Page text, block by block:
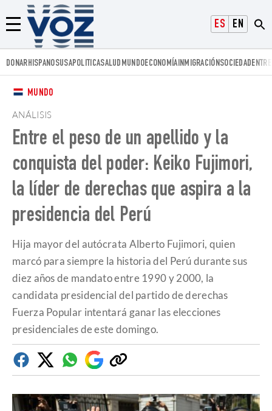
ESPAÑOLENGLISH
Menú
Voz.us
DONARHISPANOSUSAPOLITICASALUD MUNDOECONOMÍAINMIGRACIÓNSOCIEDAD
MUNDO
ANÁLISIS
Entre el peso de un apellido y la
conquista del poder: Keiko Fujimori,
la líder de derechas que aspira a la
presidencia del Perú
Hija mayor del autócrata Alberto Fujimori, quien
marcó para siempre la historia del Perú durante sus
diez años de mandato entre 1990 y 2000, la
candidata presidencial del partido de derechas
Fuerza Popular intentará ganar las elecciones
presidenciales de este domingo.
FacebookTwitterWhatsapp
Google
Discover
Copiar
enlace